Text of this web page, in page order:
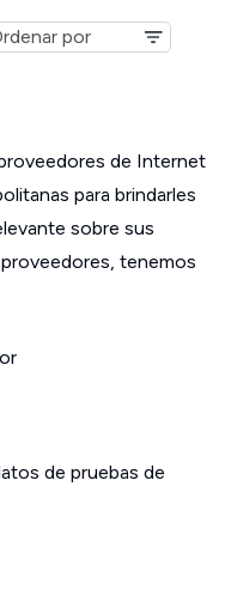
de Internet
para brindarles
sobre sus
tenemos
de pruebas de